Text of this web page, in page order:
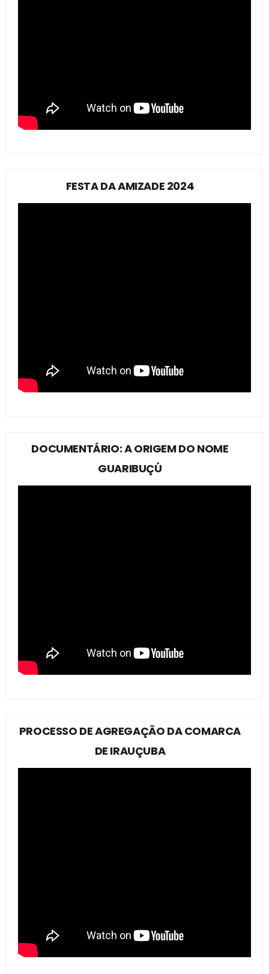
FESTA DA AMIZADE 2024
DOCUMENTÁRIO: A ORIGEM DO NOME
GUARIBUÇÚ
PROCESSO DE AGREGAÇÃO DA COMARCA
DE IRAUÇUBA